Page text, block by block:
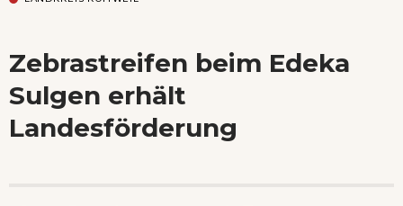
Wenn Orte erzählen ...
Zebrastreifen beim Edeka
Sulgen erhält
Landesförderung